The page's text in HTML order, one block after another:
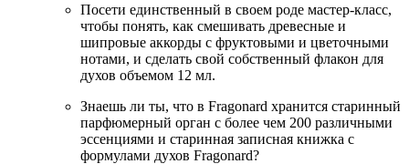
Посети единственный в своем роде мастер-класс,
чтобы понять, как смешивать древесные и
шипровые аккорды с фруктовыми и цветочными
нотами, и сделать свой собственный флакон для
духов объемом 12 мл.
Знаешь ли ты, что в Fragonard хранится старинный
парфюмерный орган с более чем 200 различными
эссенциями и старинная записная книжка с
формулами духов Fragonard?